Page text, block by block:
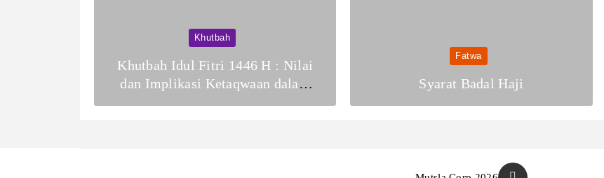
Khutbah
Khutbah Idul Fitri 1446 H : Nilai
dan Implikasi Ketaqwaan dalam
Fatwa
Syarat Badal Haji